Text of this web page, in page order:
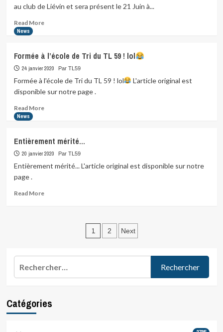
les
photos
au club de Liévin et sera présent le 21 Juin à...
Read MoreRead
champion
du
Monde,
Gomez
vient…
News
Formée à l’école de Tri du TL 59 ! lol
24 janvier 2020 Par TL59
Formée à l'école de Tri du TL 59 ! lol
L'article original est
disponible sur notre page .
Read MoreRead
à
l’école
TL
News
Entièrement mérité…
20 janvier 2020 Par TL59
Entièrement mérité... L'article original est disponible sur notre
page .
Read MoreRead
Pagination
1 2 Next
Catégories